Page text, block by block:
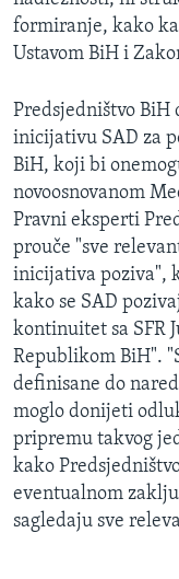
formiranje, kako
Ustavom BiH i
Predsjedništvo BiH
inicijativu SAD za
BiH, koji bi
novoosnovanom
Pravni eksperti
prouče "sve
inicijativa poziva",
kako se SAD
kontinuitet sa SFR
Republikom BiH".
definisane do
moglo donijeti
pripremu takvog
kako
eventualnom
sagledaju sve